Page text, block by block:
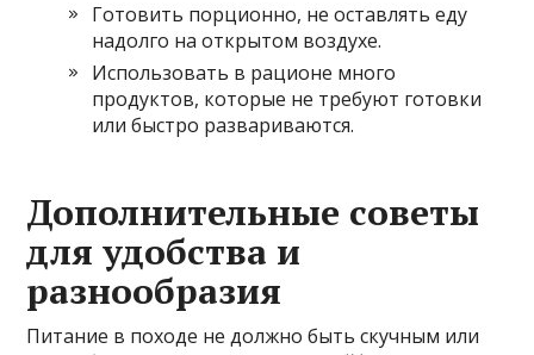
Готовить порционно, не оставлять еду
надолго на открытом воздухе.
Использовать в рационе много
продуктов, которые не требуют готовки
или быстро развариваются.
Дополнительные советы
для удобства и
разнообразия
Питание в походе не должно быть скучным или